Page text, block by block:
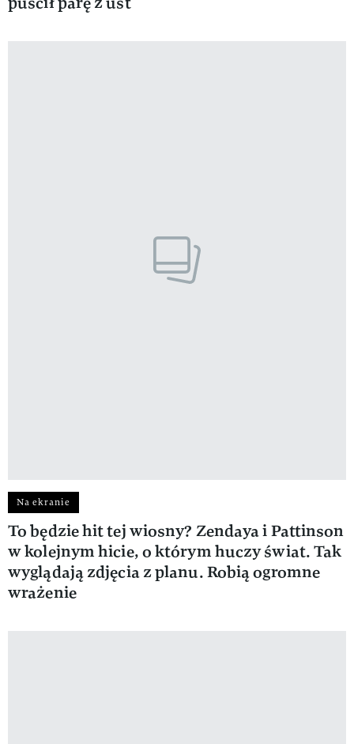
Na ekranie
To będzie hit tej wiosny? Zendaya i Pattinson
w kolejnym hicie, o którym huczy świat. Tak
wyglądają zdjęcia z planu. Robią ogromne
wrażenie